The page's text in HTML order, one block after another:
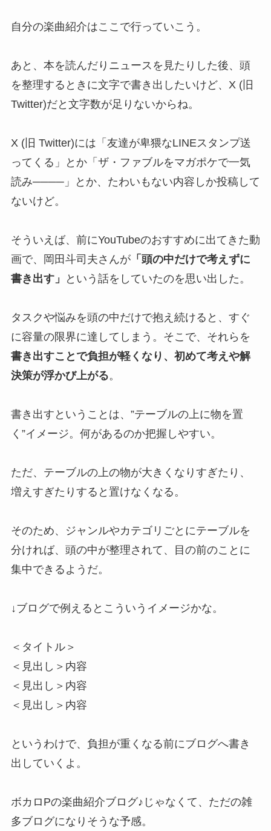
自分の楽曲紹介はここで行っていこう。
あと、本を読んだりニュースを見たりした後、頭
を整理するときに文字で書き出したいけど、X (旧
Twitter)だと文字数が足りないからね。
X (旧 Twitter)には「友達が卑猥なLINEスタンプ送
ってくる」とか「ザ・ファブルをマガポケで一気
読み────」とか、たわいもない内容しか投稿して
ないけど。
そういえば、前にYouTubeのおすすめに出てきた動
画で、岡田斗司夫さんが「頭の中だけで考えずに
書き出す」
という話をしていたのを思い出した。
タスクや悩みを頭の中だけで抱え続けると、すぐ
に容量の限界に達してしまう。そこで、それらを
書き出すことで負担が軽くなり、初めて考えや解
決策が浮かび上がる。
書き出すということは、”テーブルの上に物を置
く”イメージ。何があるのか把握しやすい。
ただ、テーブルの上の物が大きくなりすぎたり、
増えすぎたりすると置けなくなる。
そのため、ジャンルやカテゴリごとにテーブルを
分ければ、頭の中が整理されて、目の前のことに
集中できるようだ。
↓ブログで例えるとこういうイメージかな。
＜タイトル＞
＜見出し＞内容
＜見出し＞内容
＜見出し＞内容
というわけで、負担が重くなる前にブログへ書き
出していくよ。
ボカロPの楽曲紹介ブログ♪じゃなくて、ただの雑
多ブログになりそうな予感。